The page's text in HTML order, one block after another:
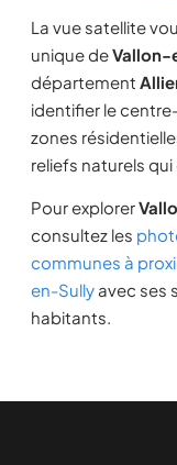
La vue satellite
unique deVallon-
département
identifier le
zones
reliefs naturels
Pour explorer
consultez les
communes à
en-Sully avec ses
habitants.